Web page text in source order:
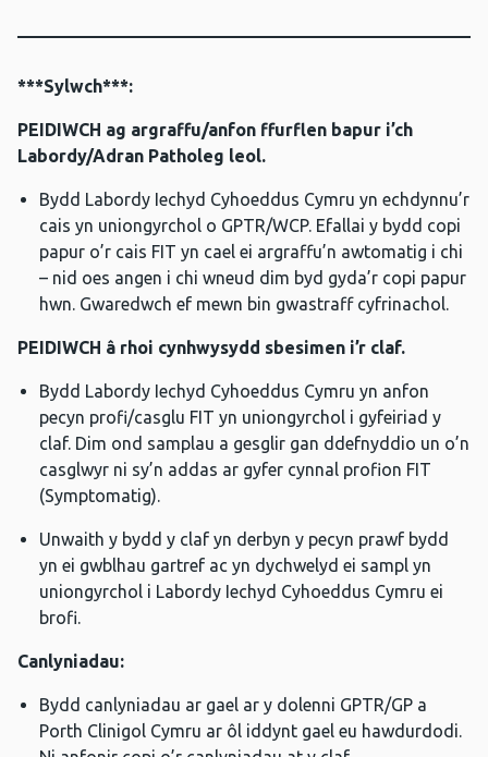
***Sylwch***:
PEIDIWCH ag argraffu/anfon ffurflen bapur i’ch
Labordy/Adran Patholeg leol.
Bydd Labordy Iechyd Cyhoeddus Cymru yn echdynnu’r
cais yn uniongyrchol o GPTR/WCP. Efallai y bydd copi
papur o’r cais FIT yn cael ei argraffu’n awtomatig i chi
– nid oes angen i chi wneud dim byd gyda’r copi papur
hwn. Gwaredwch ef mewn bin gwastraff cyfrinachol.
PEIDIWCH â rhoi cynhwysydd sbesimen i’r claf.
Bydd Labordy Iechyd Cyhoeddus Cymru yn anfon
pecyn profi/casglu FIT yn uniongyrchol i gyfeiriad y
claf. Dim ond samplau a gesglir gan ddefnyddio un o’n
casglwyr ni sy’n addas ar gyfer cynnal profion FIT
(Symptomatig).
Unwaith y bydd y claf yn derbyn y pecyn prawf bydd
yn ei gwblhau gartref ac yn dychwelyd ei sampl yn
uniongyrchol i Labordy Iechyd Cyhoeddus Cymru ei
brofi.
Canlyniadau:
Bydd canlyniadau ar gael ar y dolenni GPTR/GP a
Porth Clinigol Cymru ar ôl iddynt gael eu hawdurdodi.